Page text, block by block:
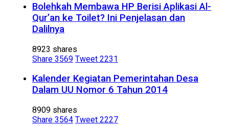
Bolehkah Membawa HP Berisi Aplikasi Al-
Qur’an ke Toilet? Ini Penjelasan dan
Dalilnya
8923 shares
Share 3569 Tweet 2231
Kalender Kegiatan Pemerintahan Desa
Dalam UU Nomor 6 Tahun 2014
8909 shares
Share 3564 Tweet 2227